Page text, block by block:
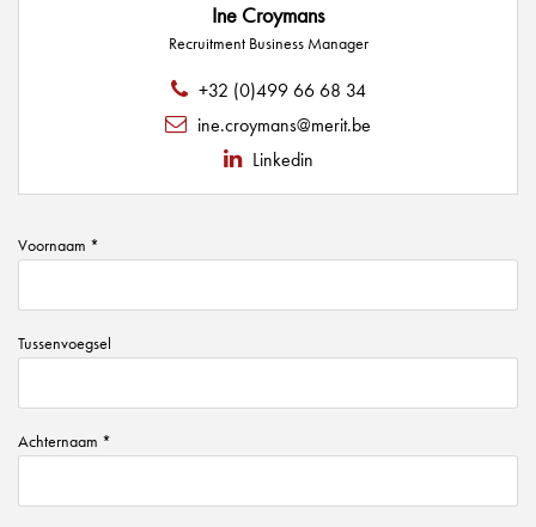
Ine Croymans
Recruitment Business Manager
+32 (0)499 66 68 34
ine.croymans@merit.be
Linkedin
Voornaam *
Tussenvoegsel
Achternaam *